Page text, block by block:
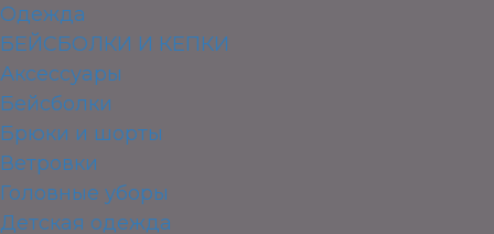
Одежда
БЕЙСБОЛКИ И КЕПКИ
Аксессуары
Бейсболки
Брюки и шорты
Ветровки
Головные уборы
Детская одежда